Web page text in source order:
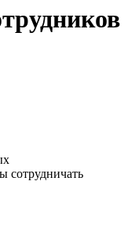
сотрудничать